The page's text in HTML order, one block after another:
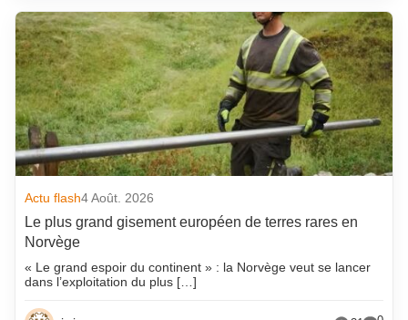
Actu flash4 Août. 2026
Le plus grand gisement européen de terres rares en
Norvège
« Le grand espoir du continent » : la Norvège veut se lancer
dans l’exploitation du plus […]